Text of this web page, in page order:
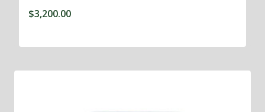
$3,200.00